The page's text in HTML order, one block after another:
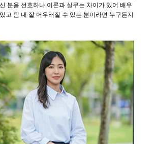
분을 선호하나 이론과 실무는 차이가 있어 배우
고 팀 내 잘 어우러질 수 있는 분이라면 누구든지